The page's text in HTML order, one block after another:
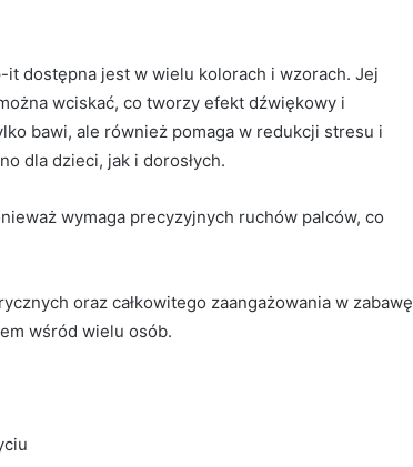
dostępna jest w wielu kolorach i wzorach. Jej
wciskać, co tworzy efekt dźwiękowy i
bawi, ale również pomaga w redukcji stresu i
dla dzieci, jak i dorosłych.
wymaga precyzyjnych ruchów palców, co
oraz całkowitego zaangażowania w zabawę
wśród wielu osób.